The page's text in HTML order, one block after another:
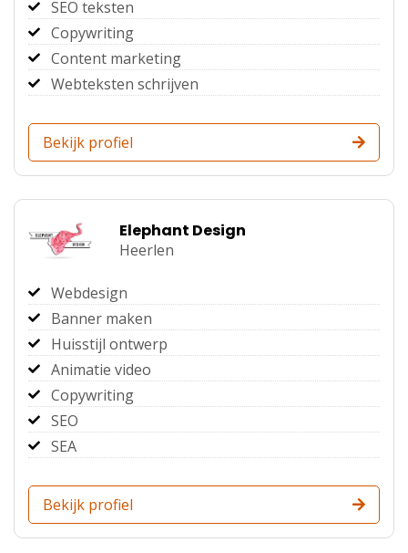
SEO teksten
Copywriting
Content marketing
Webteksten schrijven
Bekijk profiel
Elephant Design
Heerlen
Webdesign
Banner maken
Huisstijl ontwerp
Animatie video
Copywriting
SEO
SEA
Bekijk profiel